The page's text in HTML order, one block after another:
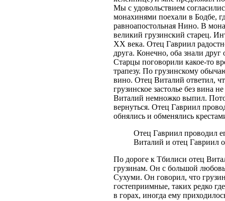
Мы с удовольствием
монахинями поехали в Бодбе,
равноапостольная Нино. В
великий грузинский старец.
XX века. Отец Гавриил
друга. Конечно, оба знали
Старцы поговорили какое-то
трапезу. По грузинскому
вино. Отец Виталий ответил,
грузинское застолье без вина
Виталий немножко выпил.
вернуться. Отец Гавриил
обнялись и обменялись
Отец Гавриил проводил
Виталий и отец Гавриил
По дороге к Тбилиси отец
грузинам. Он с большой
Сухуми. Он говорил, что
гостеприимные, таких редко
в горах, иногда ему